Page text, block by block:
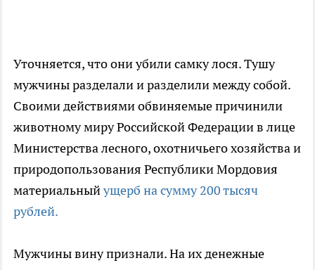
Уточняется, что они убили самку лося. Тушу
мужчины разделали и разделили между собой.
Своими действиями обвиняемые причинили
животному миру Российской Федерации в лице
Министерства лесного, охотничьего хозяйства и
природопользования Республики Мордовия
материальныйущерб на сумму 200 тысяч
рублей.
Мужчины вину признали. На их денежные